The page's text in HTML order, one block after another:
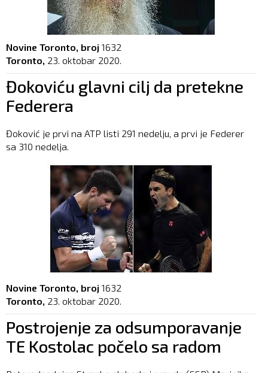
Novine Toronto, broj 1632
Toronto, 23. oktobar 2020.
Đokoviću glavni cilj da pretekne
Federera
Đoković je prvi na ATP listi 291 nedelju, a prvi je Federer
sa 310 nedelja.
Novine Toronto, broj 1632
Toronto, 23. oktobar 2020.
Postrojenje za odsumporavanje
TE Kostolac počelo sa radom